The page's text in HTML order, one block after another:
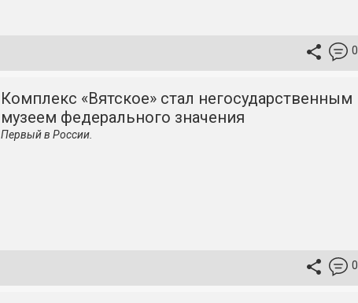
0
Комплекс «Вятское» стал негосударственным
музеем федерального значения
Первый в России.
0